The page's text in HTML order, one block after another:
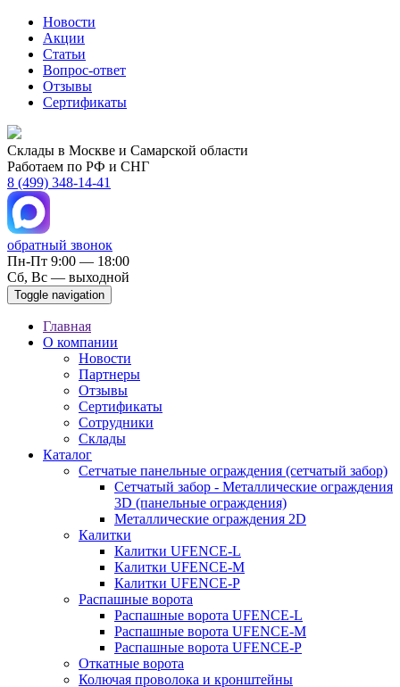
Новости
Акции
Статьи
Вопрос-ответ
Отзывы
Сертификаты
Склады в Москве и Самарской области
Работаем по РФ и СНГ
8 (499) 348-14-41
обратный звонок
Пн-Пт 9:00 — 18:00
Сб, Вс — выходной
Toggle navigation
Главная
О компании
Новости
Партнеры
Отзывы
Сертификаты
Сотрудники
Склады
Каталог
Сетчатые панельные ограждения (сетчатый забор)
Сетчатый забор - Металлические ограждения
3D (панельные ограждения)
Металлические ограждения 2D
Калитки
Калитки UFENCE-L
Калитки UFENCE-M
Калитки UFENCE-P
Распашные ворота
Распашные ворота UFENCE-L
Распашные ворота UFENCE-M
Распашные ворота UFENCE-P
Откатные ворота
Колючая проволока и кронштейны